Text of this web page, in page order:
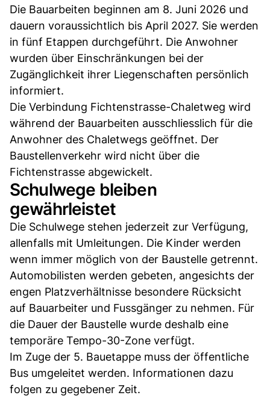
Die Bauarbeiten beginnen am 8. Juni 2026 und
dauern voraussichtlich bis April 2027. Sie werden
in fünf Etappen durchgeführt. Die Anwohner
wurden über Einschränkungen bei der
Zugänglichkeit ihrer Liegenschaften persönlich
informiert.
Die Verbindung Fichtenstrasse-Chaletweg wird
während der Bauarbeiten ausschliesslich für die
Anwohner des Chaletwegs geöffnet. Der
Baustellenverkehr wird nicht über die
Fichtenstrasse abgewickelt.
Schulwege bleiben
gewährleistet
Die Schulwege stehen jederzeit zur Verfügung,
allenfalls mit Umleitungen. Die Kinder werden
wenn immer möglich von der Baustelle getrennt.
Automobilisten werden gebeten, angesichts der
engen Platzverhältnisse besondere Rücksicht
auf Bauarbeiter und Fussgänger zu nehmen. Für
die Dauer der Baustelle wurde deshalb eine
temporäre Tempo-30-Zone verfügt.
Im Zuge der 5. Bauetappe muss der öffentliche
Bus umgeleitet werden. Informationen dazu
folgen zu gegebener Zeit.